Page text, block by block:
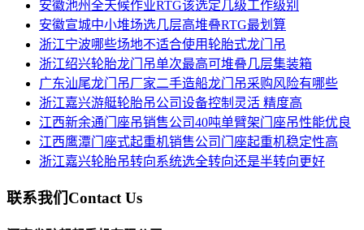
安徽池州全天候作业RTG该选定几级工作级别
安徽宣城中小堆场选几层高堆叠RTG最划算
浙江宁波哪些场地不适合使用轮胎式龙门吊
浙江绍兴轮胎龙门吊单次最高可堆叠几层集装箱
广东汕尾龙门吊厂家二手造船龙门吊采购风险有哪些
浙江嘉兴游艇轮胎吊公司设备控制灵活 精度高
江西新余通门座吊销售公司40吨单臂架门座吊性能优良
江西鹰潭门座式起重机销售公司门座起重机稳定性高
浙江嘉兴轮胎吊转向系统选全转向还是半转向更好
联系我们Contact Us